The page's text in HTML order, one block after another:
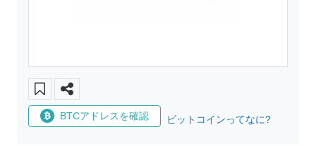
BTCアドレスを確認 ビットコインってなに?